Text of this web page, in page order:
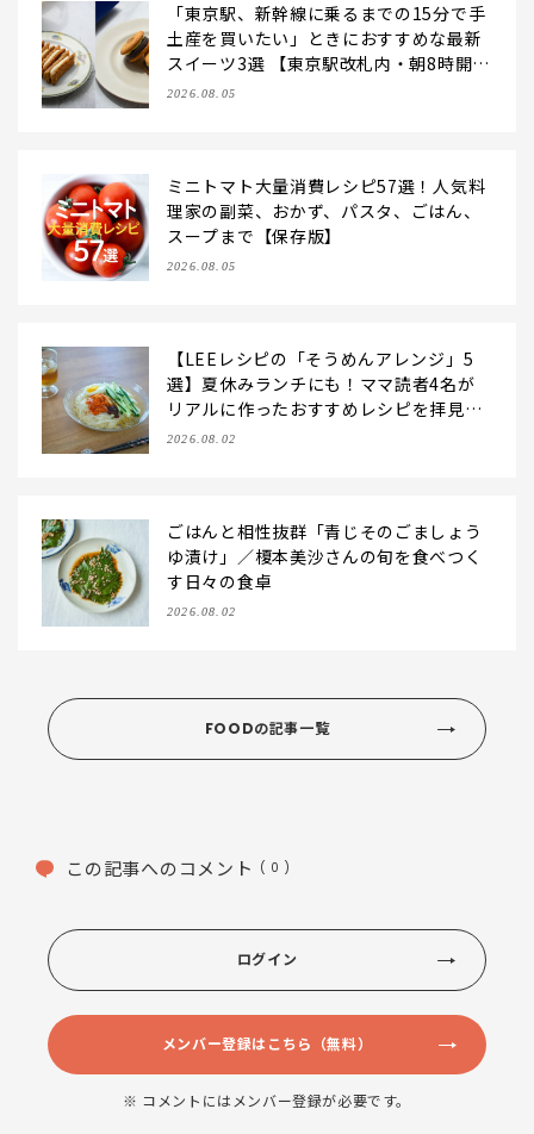
「東京駅、新幹線に乗るまでの15分で手
土産を買いたい」ときにおすすめな最新
スイーツ3選 【東京駅改札内・朝8時開
店】
2026.08.05
ミニトマト大量消費レシピ57選！人気料
理家の副菜、おかず、パスタ、ごはん、
スープまで【保存版】
2026.08.05
【LEEレシピの「そうめんアレンジ」5
選】夏休みランチにも！ママ読者4名が
リアルに作ったおすすめレシピを拝見♪
【2026夏】
2026.08.02
ごはんと相性抜群「青じそのごましょう
ゆ漬け」／榎本美沙さんの旬を食べつく
す日々の食卓
2026.08.02
FOODの記事一覧
この記事へのコメント ( 0 )
ログイン
メンバー登録はこちら（無料）
※ コメントにはメンバー登録が必要です。